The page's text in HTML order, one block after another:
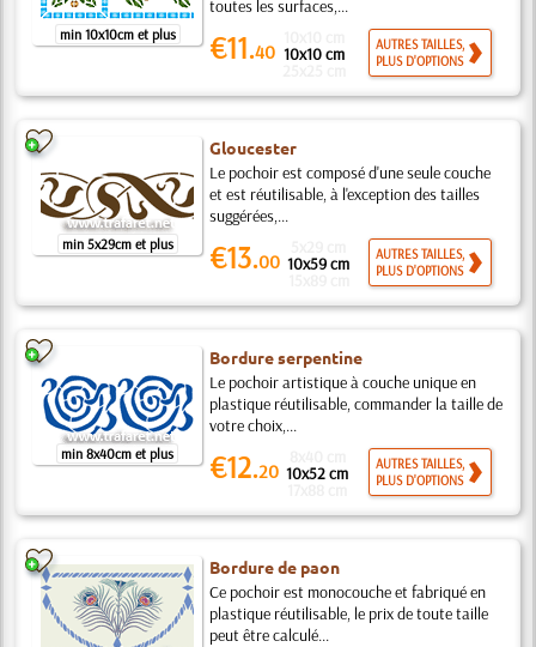
min 10x10cm et plus
toutes les surfaces,...
€11.40 10x10 cm
AUTRES TAILLES,
PLUS D'OPTIONS
min 5x29cm et plus
Gloucester
Le pochoir est composé d'une seule couche
et est réutilisable, à l'exception des tailles
suggérées,...
€13.00 10x59 cm
AUTRES TAILLES,
PLUS D'OPTIONS
min 8x40cm et plus
Bordure serpentine
Le pochoir artistique à couche unique en
plastique réutilisable, commander la taille de
votre choix,...
€12.20 10x52 cm
AUTRES TAILLES,
PLUS D'OPTIONS
Bordure de paon
Ce pochoir est monocouche et fabriqué en
plastique réutilisable, le prix de toute taille
peut être calculé...